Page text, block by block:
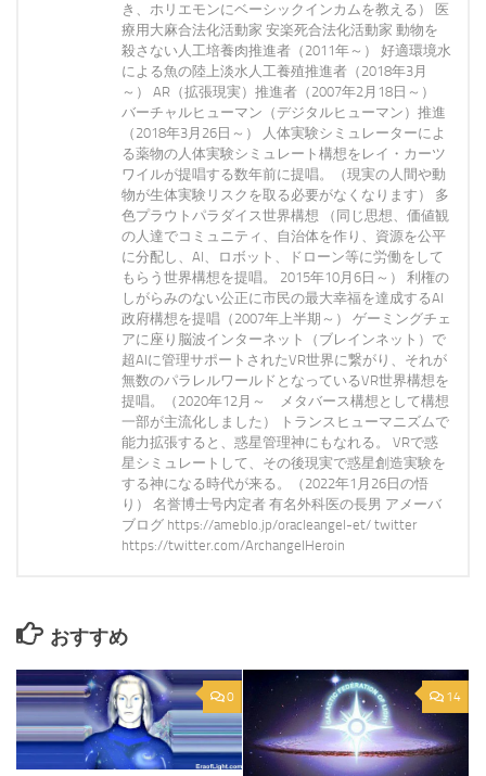
き、ホリエモンにベーシックインカムを教える） 医
療用大麻合法化活動家 安楽死合法化活動家 動物を
殺さない人工培養肉推進者（2011年～） 好適環境水
による魚の陸上淡水人工養殖推進者（2018年3月
～） AR（拡張現実）推進者（2007年2月18日～）
バーチャルヒューマン（デジタルヒューマン）推進
（2018年3月26日～） 人体実験シミュレーターによ
る薬物の人体実験シミュレート構想をレイ・カーツ
ワイルが提唱する数年前に提唱。（現実の人間や動
物が生体実験リスクを取る必要がなくなります） 多
色プラウトパラダイス世界構想 （同じ思想、価値観
の人達でコミュニティ、自治体を作り、資源を公平
に分配し、AI、ロボット、ドローン等に労働をして
もらう世界構想を提唱。 2015年10月6日～） 利権の
しがらみのない公正に市民の最大幸福を達成するAI
政府構想を提唱（2007年上半期～） ゲーミングチェ
アに座り脳波インターネット（ブレインネット）で
超AIに管理サポートされたVR世界に繋がり、それが
無数のパラレルワールドとなっているVR世界構想を
提唱。（2020年12月～ メタバース構想として構想
一部が主流化しました） トランスヒューマニズムで
能力拡張すると、惑星管理神にもなれる。 VRで惑
星シミュレートして、その後現実で惑星創造実験を
する神になる時代が来る。（2022年1月26日の悟
り） 名誉博士号内定者 有名外科医の長男 アメーバ
ブログ https://ameblo.jp/oracleangel-et/ twitter
https://twitter.com/ArchangelHeroin
おすすめ
0 14